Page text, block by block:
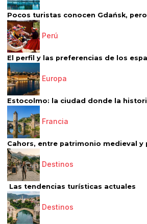
Pocos turistas conocen Gdańsk,
Perú
El perfil y las preferencias de los
Europa
Estocolmo: la ciudad donde la
Francia
Cahors, entre patrimonio medieval y
Destinos
Las tendencias turísticas actuales
Destinos